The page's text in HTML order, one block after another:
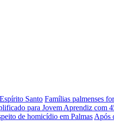
Santo Famílias palmenses
para Jovem Aprendiz com
de homicídio em Palmas Após